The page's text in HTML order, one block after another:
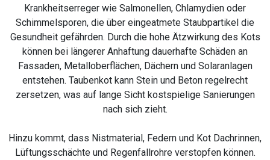
Krankheitserreger wie Salmonellen, Chlamydien oder
Schimmelsporen, die über eingeatmete Staubpartikel die
Gesundheit gefährden. Durch die hohe Ätzwirkung des Kots
können bei längerer Anhaftung dauerhafte Schäden an
Fassaden, Metalloberflächen, Dächern und Solaranlagen
entstehen. Taubenkot kann Stein und Beton regelrecht
zersetzen, was auf lange Sicht kostspielige Sanierungen
nach sich zieht.
Hinzu kommt, dass Nistmaterial, Federn und Kot Dachrinnen,
Lüftungsschächte und Regenfallrohre verstopfen können.